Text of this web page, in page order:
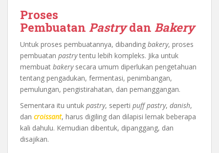
Proses
Pembuatan Pastrydan Bakery
Untuk proses pembuatannya, dibanding bakery, proses
pembuatan pastrytentu lebih kompleks. Jika untuk
membuat bakery secara umum diperlukan pengetahuan
tentang pengadukan, fermentasi, penimbangan,
pemulungan, pengistirahatan, dan pemanggangan.
Sementara itu untuk pastry, seperti puff pastry, danish,
dan croissant, harus digiling dan dilapisi lemak beberapa
kali dahulu. Kemudian dibentuk, dipanggang, dan
disajikan.